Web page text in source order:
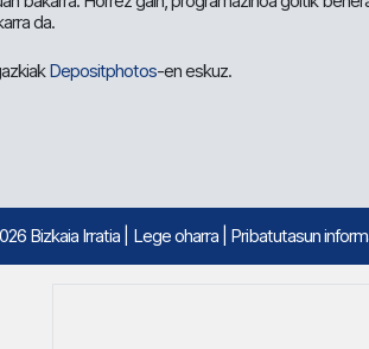
da.
Depositphotos-en eskuz.
Bizkaia Irratia Lege oharra Pribatutasun